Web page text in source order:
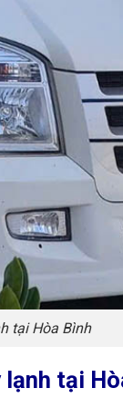
tại Hòa Bình
tại